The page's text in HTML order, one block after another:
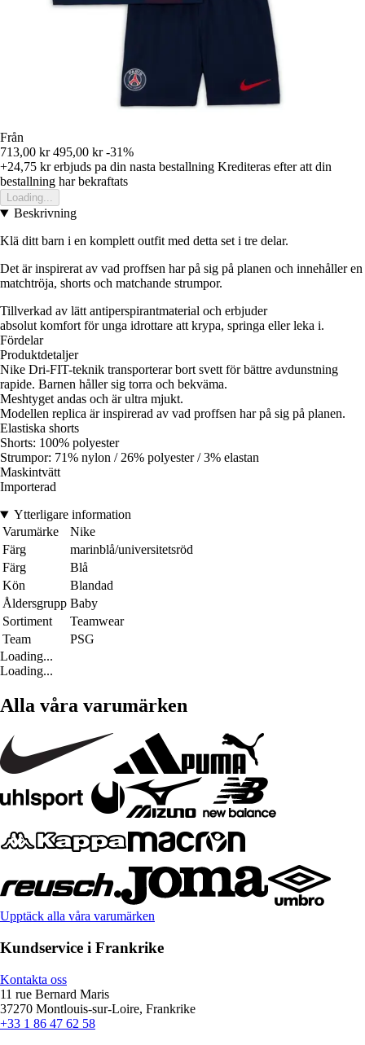
Från
713,00 kr 495,00 kr -31%
+24,75 krerbjuds pa din nasta bestallning Krediteras efter att din
bestallning har bekraftats
Loading...
Beskrivning
Klä ditt barn i en komplett outfit med detta set i tre delar.
Det är inspirerat av vad proffsen har på sig på planen och innehåller en
matchtröja, shorts och matchande strumpor.
Tillverkad av lätt antiperspirantmaterial och erbjuder
absolut komfort för unga idrottare att krypa, springa eller leka i.
Fördelar
Produktdetaljer
Nike Dri-FIT-teknik transporterar bort svett för bättre avdunstning
rapide. Barnen håller sig torra och bekväma.
Meshtyget andas och är ultra mjukt.
Modellen replica är inspirerad av vad proffsen har på sig på planen.
Elastiska shorts
Shorts: 100% polyester
Strumpor: 71% nylon / 26% polyester / 3% elastan
Maskintvätt
Importerad
Ytterligare information
Varumärke
Nike
Färg
marinblå/universitetsröd
Färg
Blå
Kön
Blandad
Åldersgrupp Baby
Sortiment
Teamwear
Team
PSG
Loading...
Loading...
Alla våra varumärken
Upptäck alla våra varumärken
Kundservice i Frankrike
Kontakta oss
11 rue Bernard Maris
37270 Montlouis-sur-Loire, Frankrike
+33 1 86 47 62 58